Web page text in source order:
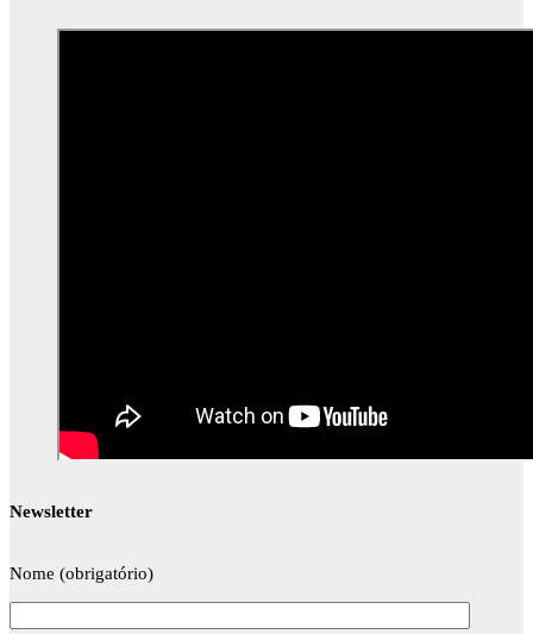
Newsletter
Nome (obrigatório)